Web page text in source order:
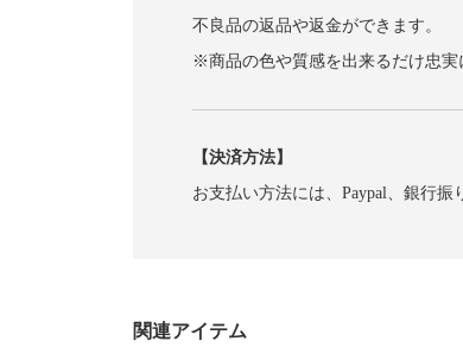
不良品の返品や返金ができます。
※商品の色や質感を出来るだけ忠実
【決済方法】
お支払い方法には、Paypal、銀行振
関連アイテム